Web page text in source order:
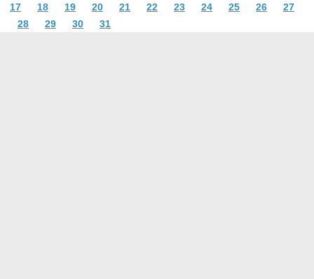
17 18 19 20 21 22 23 24 25 26
27
28
29 30 31